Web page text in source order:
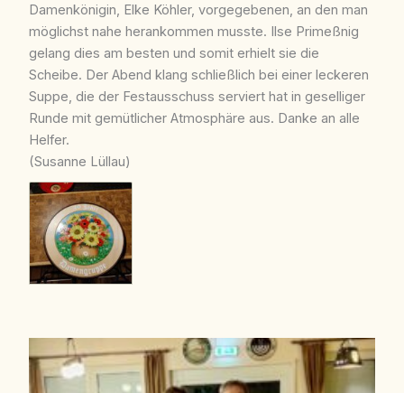
Damenkönigin, Elke Köhler, vorgegebenen, an den man
möglichst nahe herankommen musste. Ilse Primeßnig
gelang dies am besten und somit erhielt sie die
Scheibe. Der Abend klang schließlich bei einer leckeren
Suppe, die der Festausschuss serviert hat in geselliger
Runde mit gemütlicher Atmosphäre aus. Danke an alle
Helfer.
(Susanne Lüllau)